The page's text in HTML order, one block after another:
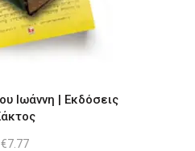
Ιωάννη | Εκδόσεις
€7.77